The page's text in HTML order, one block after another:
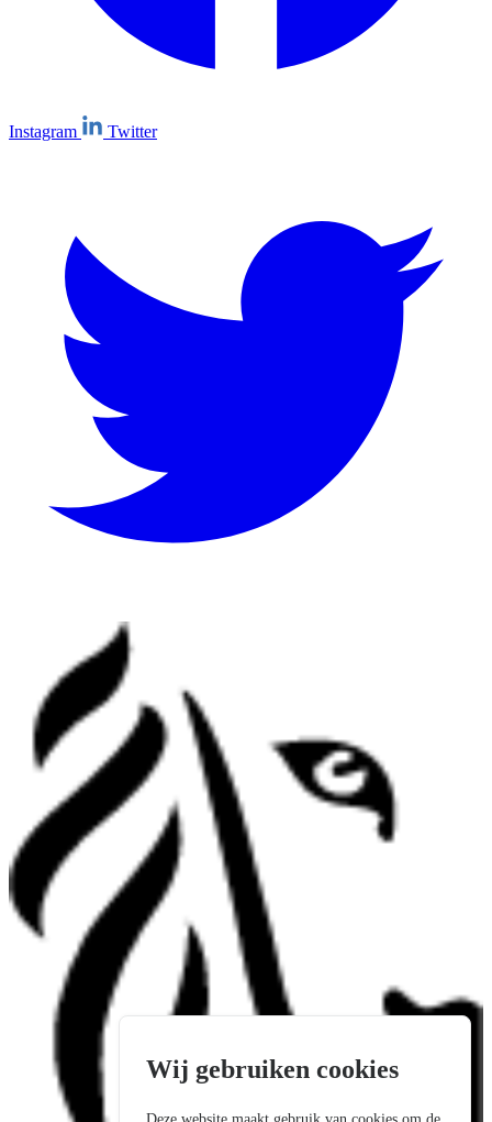
Instagram Twitter
Wij gebruiken cookies